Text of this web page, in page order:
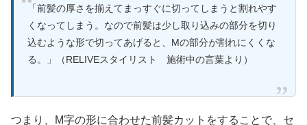
「前髪の厚さを揃えてまっすぐに切ってしまうと割れやす
くなってしまう。なので前髪は少し取り込みの部分を切り
込むような形で切ってあげると、Mの部分が割れにくくな
る。」（RELIVEスタイリスト 施術中の言葉より）
つまり、M字の形に合わせた前髪カットをすることで、セ